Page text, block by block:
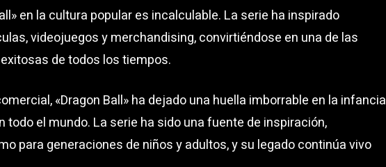
en la cultura popular es incalculable. La serie ha inspirado
videojuegos y merchandising, convirtiéndose en una de las
de todos los tiempos.
«Dragon Ball» ha dejado una huella imborrable en la infancia
todo el mundo. La serie ha sido una fuente de inspiración,
para generaciones de niños y adultos, y su legado continúa vivo